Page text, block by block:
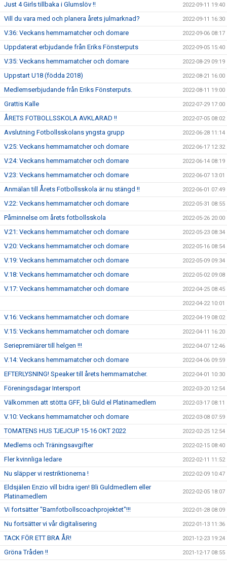
Just 4 Girls tillbaka i Glumslöv !! 2022-09-11 19:40
Vill du vara med och planera årets julmarknad? 2022-09-11 16:30
V.36: Veckans hemmamatcher och domare 2022-09-06 08:17
Uppdaterat erbjudande från Eriks Fönsterputs 2022-09-05 15:40
V.35: Veckans hemmamatcher och domare 2022-08-29 09:19
Uppstart U18 (födda 2018) 2022-08-21 16:00
Medlemserbjudande från Eriks Fönsterputs. 2022-08-11 19:00
Grattis Kalle 2022-07-29 17:00
ÅRETS FOTBOLLSSKOLA AVKLARAD !! 2022-07-05 08:02
Avslutning Fotbollsskolans yngsta grupp 2022-06-28 11:14
V.25: Veckans hemmamatcher och domare 2022-06-17 12:32
V.24: Veckans hemmamatcher och domare 2022-06-14 08:19
V.23: Veckans hemmamatcher och domare 2022-06-07 13:01
Anmälan till Årets Fotbollsskola är nu stängd !! 2022-06-01 07:49
V.22: Veckans hemmamatcher och domare 2022-05-31 08:55
Påminnelse om årets fotbollsskola 2022-05-26 20:00
V.21: Veckans hemmamatcher och domare 2022-05-23 08:34
V.20: Veckans hemmamatcher och domare 2022-05-16 08:54
V.19: Veckans hemmamatcher och domare 2022-05-09 09:34
V.18: Veckans hemmamatcher och domare 2022-05-02 09:08
V.17: Veckans hemmamatcher och domare 2022-04-25 08:45
2022-04-22 10:01
V.16: Veckans hemmamatcher och domare 2022-04-19 08:02
V.15: Veckans hemmamatcher och domare 2022-04-11 16:20
Seriepremiärer till helgen !!! 2022-04-07 12:46
V.14: Veckans hemmamatcher och domare 2022-04-06 09:59
EFTERLYSNING! Speaker till årets hemmamatcher. 2022-04-01 10:30
Föreningsdagar Intersport 2022-03-20 12:54
Välkommen att stötta GFF, bli Guld el Platinamedlem 2022-03-17 08:11
V.10: Veckans hemmamatcher och domare 2022-03-08 07:59
TOMATENS HUS TJEJCUP 15-16 OKT 2022 2022-02-25 12:54
Medlems och Träningsavgifter 2022-02-15 08:40
Fler kvinnliga ledare 2022-02-11 11:52
Nu släpper vi restriktionerna ! 2022-02-09 10:47
Eldsjälen Enzio vill bidra igen! Bli Guldmedlem eller
Platinamedlem
2022-02-05 18:07
Vi fortsätter "Barnfotbollscoachprojektet"!!! 2022-01-28 08:09
Nu fortsätter vi vår digitalisering 2022-01-13 11:36
TACK FÖR ETT BRA ÅR! 2021-12-23 19:24
Gröna Tråden !! 2021-12-17 08:55